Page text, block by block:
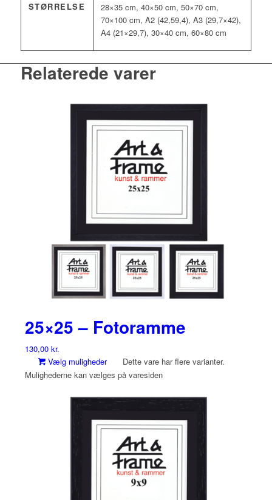
STØRRELSE
28×35 cm, 40×50 cm, 50×70 cm,
70×100 cm, A2 (42,59,4), A3 (29,7×42),
A4 (21×29,7), 30×40 cm, 60×80 cm
Relaterede varer
25×25 – Fotoramme
130,00 kr.
Vælg muligheder
Dette vare har flere varianter.
Mulighederne kan vælges på varesiden